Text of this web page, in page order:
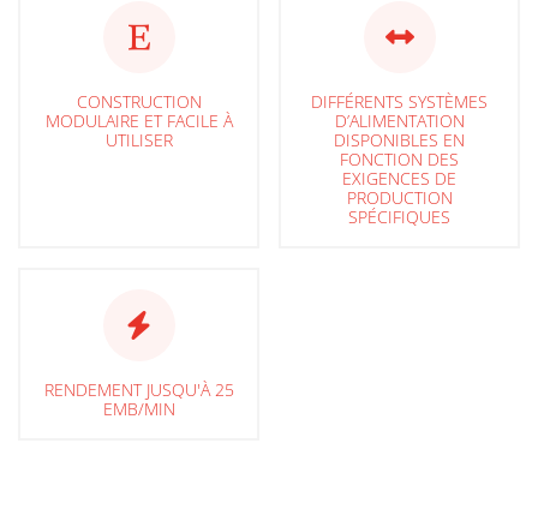
CONSTRUCTION
MODULAIRE ET FACILE À
UTILISER
DIFFÉRENTS SYSTÈMES
D’ALIMENTATION
DISPONIBLES EN
FONCTION DES
EXIGENCES DE
PRODUCTION
SPÉCIFIQUES
RENDEMENT JUSQU'À 25
EMB/MIN